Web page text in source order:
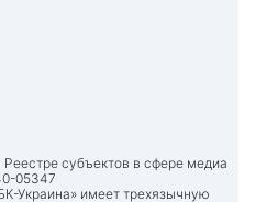
субъектов в сфере медиа
05347
Украина» имеет трехязычную